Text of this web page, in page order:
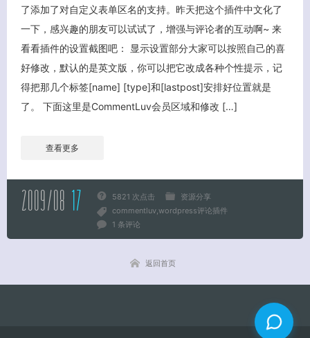
了添加了对自定义表单区名的支持。昨天把这个插件中文化了
一下，感兴趣的朋友可以试试了，增强与评论者的互动啊~ 来
看看插件的设置截图吧： 显示设置部分大家可以按照自己的喜
好修改，默认的是英文版，你可以把它改成各种个性提示，记
得把那几个标签[name] [type]和[lastpost]安排好位置就是
了。 下面这里是CommentLuv会员区域和修改 […]
查看更多
2009/08 17 5821 次点击
资源分享
commentluv wordpress评论插件
1 条评论
返回首页
关闭弹窗